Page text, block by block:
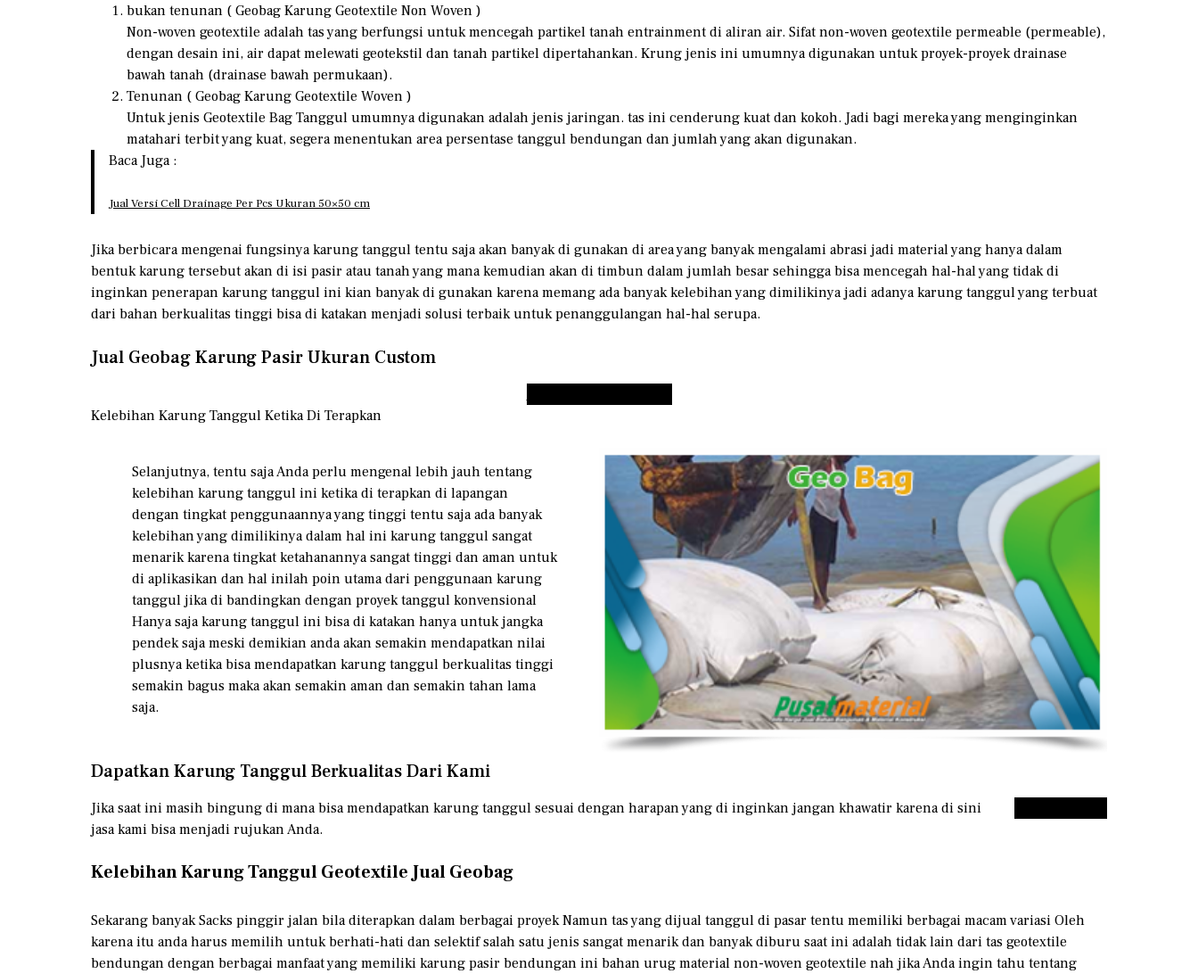
bukan tenunan ( Geobag Karung Geotextile Non Woven )
Non-woven geotextile adalah tas yang berfungsi untuk mencegah partikel tanah entrainment di aliran air. Sifat non-woven geotextile permeable (permeable),
dengan desain ini, air dapat melewati geotekstil dan tanah partikel dipertahankan. Krung jenis ini umumnya digunakan untuk proyek-proyek drainase
bawah tanah (drainase bawah permukaan).
Tenunan ( Geobag Karung Geotextile Woven )
Untuk jenis Geotextile Bag Tanggul umumnya digunakan adalah jenis jaringan. tas ini cenderung kuat dan kokoh. Jadi bagi mereka yang menginginkan
matahari terbit yang kuat, segera menentukan area persentase tanggul bendungan dan jumlah yang akan digunakan.
Baca Juga :
Jual Versi Cell Drainage Per Pcs Ukuran 50×50 cm
Jika berbicara mengenai fungsinya karung tanggul tentu saja akan banyak di gunakan di area yang banyak mengalami abrasi jadi material yang hanya dalam
bentuk karung tersebut akan di isi pasir atau tanah yang mana kemudian akan di timbun dalam jumlah besar sehingga bisa mencegah hal-hal yang tidak di
inginkan penerapan karung tanggul ini kian banyak di gunakan karena memang ada banyak kelebihan yang dimilikinya jadi adanya karung tanggul yang terbuat
dari bahan berkualitas tinggi bisa di katakan menjadi solusi terbaik untuk penanggulangan hal-hal serupa.
Jual Geobag Karung Pasir Ukuran Custom
Kelebihan Karung Tanggul Ketika Di Terapkan
Selanjutnya, tentu saja Anda perlu mengenal lebih jauh tentang
kelebihan karung tanggul ini ketika di terapkan di lapangan
dengan tingkat penggunaannya yang tinggi tentu saja ada banyak
kelebihan yang dimilikinya dalam hal ini karung tanggul sangat
menarik karena tingkat ketahanannya sangat tinggi dan aman untuk
di aplikasikan dan hal inilah poin utama dari penggunaan karung
tanggul jika di bandingkan dengan proyek tanggul konvensional
Hanya saja karung tanggul ini bisa di katakan hanya untuk jangka
pendek saja meski demikian anda akan semakin mendapatkan nilai
plusnya ketika bisa mendapatkan karung tanggul berkualitas tinggi
semakin bagus maka akan semakin aman dan semakin tahan lama
saja.
Dapatkan Karung Tanggul Berkualitas Dari Kami
Jika saat ini masih bingung di mana bisa mendapatkan karung tanggul sesuai dengan harapan yang di inginkan jangan khawatir karena di sini
jasa kami bisa menjadi rujukan Anda.
Kelebihan Karung Tanggul Geotextile Jual Geobag
Sekarang banyak Sacks pinggir jalan bila diterapkan dalam berbagai proyek Namun tas yang dijual tanggul di pasar tentu memiliki berbagai macam variasi Oleh
karena itu anda harus memilih untuk berhati-hati dan selektif salah satu jenis sangat menarik dan banyak diburu saat ini adalah tidak lain dari tas geotextile
bendungan dengan berbagai manfaat yang memiliki karung pasir bendungan ini bahan urug material non-woven geotextile nah jika Anda ingin tahu tentang